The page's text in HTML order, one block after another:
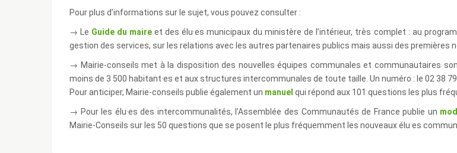
Pour plus d’informations sur le sujet, vous pouvez consulter :
→ Le Guide du maire et des élu·es municipaux du ministère de l’intérieur, très complet : au
gestion des services, sur les relations avec les autres partenaires publics mais aussi des premières
→ Mairie-conseils met à la disposition des nouvelles équipes communales et communautaires
moins de 3 500 habitant·es et aux structures intercommunales de toute taille. Un numéro : le 02 38
Pour anticiper, Mairie-conseils publie également un manuel qui répond aux 101 questions les plus
→ Pour les élu·es des intercommunalités, l’Assemblée des Communautés de France publie un
Mairie-Conseils sur les 50 questions que se posent le plus fréquemment les nouveaux élu·es